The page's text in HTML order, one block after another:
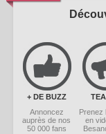
+ DE BUZZ
Annoncez
auprès de nos
50 000 fans
Prenez
en